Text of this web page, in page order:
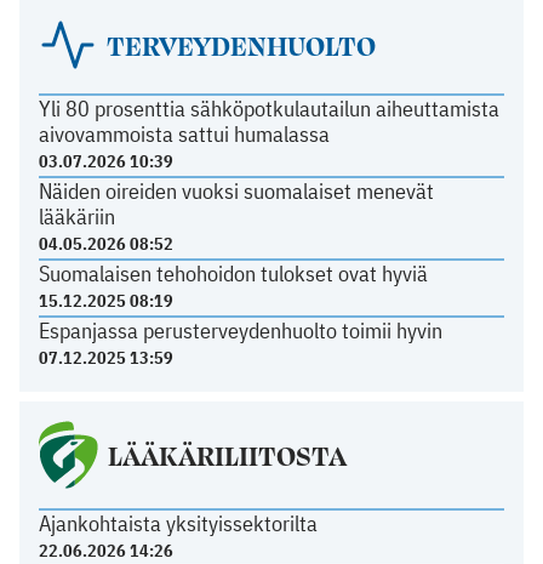
TERVEYDENHUOLTO
Yli 80 prosenttia sähköpotkulautailun aiheuttamista
aivovammoista sattui humalassa
03.07.2026 10:39
Näiden oireiden vuoksi suomalaiset menevät
lääkäriin
04.05.2026 08:52
Suomalaisen tehohoidon tulokset ovat hyviä
15.12.2025 08:19
Espanjassa perusterveydenhuolto toimii hyvin
07.12.2025 13:59
LÄÄKÄRILIITOSTA
Ajankohtaista yksityissektorilta
22.06.2026 14:26